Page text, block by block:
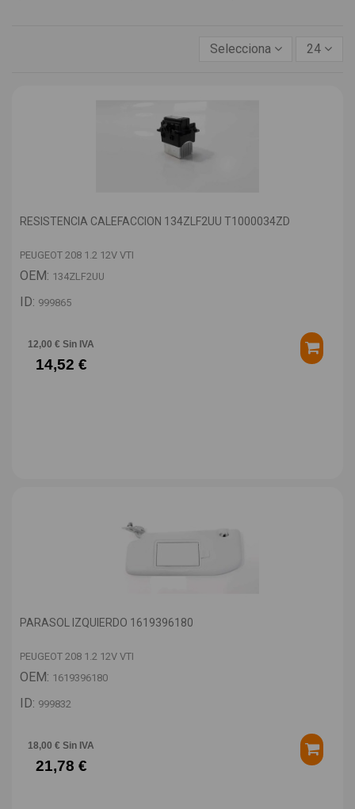
Selecciona 24
RESISTENCIA CALEFACCION 134ZLF2UU T1000034ZD
PEUGEOT 208 1.2 12V VTI
OEM: 134ZLF2UU
ID: 999865
12,00 € Sin IVA
14,52 €
PARASOL IZQUIERDO 1619396180
PEUGEOT 208 1.2 12V VTI
OEM: 1619396180
ID: 999832
18,00 € Sin IVA
21,78 €